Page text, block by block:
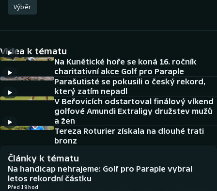
Atletika
DALŠÍ SPORTY
Americký fotbal
Baseball a softbal
Basketbal
Biatlon
Boby a skeleton
NEPŘEHLÉDNĚTE
Historické návraty
Aplikace ČT sport
AZ kvíz
Výběr
Videa k tématu
Na Kunětické hoře se koná 16. ročník
charitativní akce Golf pro Paraple
Parašutisté se pokusili o český rekord,
který zatím nepadl
V Beřovicích odstartoval finálový víkend
golfové Amundi Extraligy družstev mužů
a žen
Tereza Roturier získala na dlouhé trati
bronz
Články k tématu
Na handicap nehrajeme: Golf pro Paraple vybral
letos rekordní částku
Před 19 hod